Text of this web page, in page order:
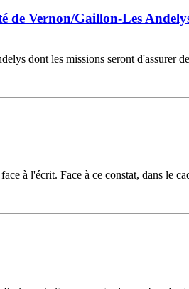
de Vernon/Gaillon-Les
dont les missions seront d'assurer
à l'écrit. Face à ce constat, dans le